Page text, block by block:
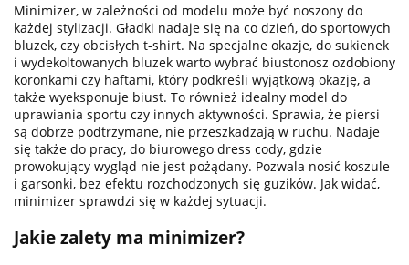
Minimizer, w zależności od modelu może być noszony do
każdej stylizacji. Gładki nadaje się na co dzień, do sportowych
bluzek, czy obcisłych t-shirt. Na specjalne okazje, do sukienek
i wydekoltowanych bluzek warto wybrać biustonosz ozdobiony
koronkami czy haftami, który podkreśli wyjątkową okazję, a
także wyeksponuje biust. To również idealny model do
uprawiania sportu czy innych aktywności. Sprawia, że piersi
są dobrze podtrzymane, nie przeszkadzają w ruchu. Nadaje
się także do pracy, do biurowego dress cody, gdzie
prowokujący wygląd nie jest pożądany. Pozwala nosić koszule
i garsonki, bez efektu rozchodzonych się guzików. Jak widać,
minimizer sprawdzi się w każdej sytuacji.
Jakie zalety ma minimizer?